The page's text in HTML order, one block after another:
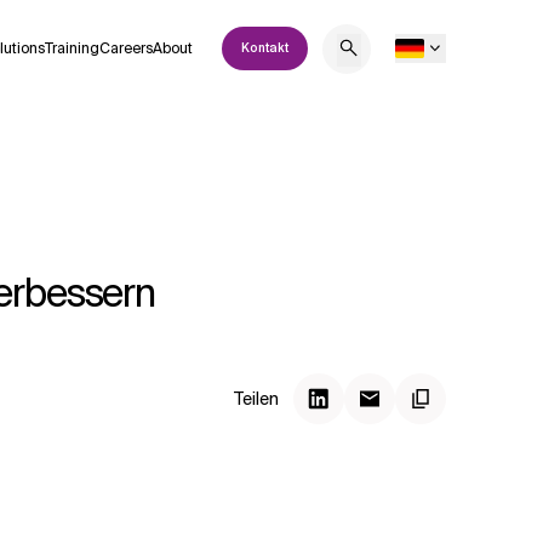
TrainingCareersAbout Kontakt
Teilen